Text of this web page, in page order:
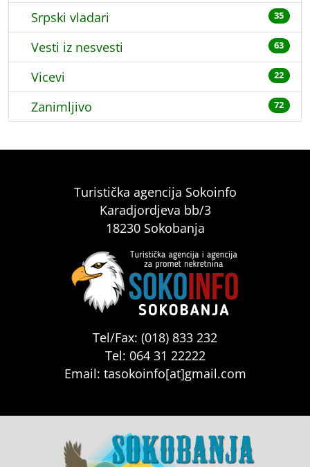
Srpski vladari 35
Vesti iz nesvesti 63
Vicevi 22
Zanimljivo 72
Turistička agencija Sokoinfo
Karadjordjeva bb/3
18230 Sokobanja
Tel/Fax: (018) 833 232
Tel: 064 31 22222
Email: tasokoinfo[at]gmail.com